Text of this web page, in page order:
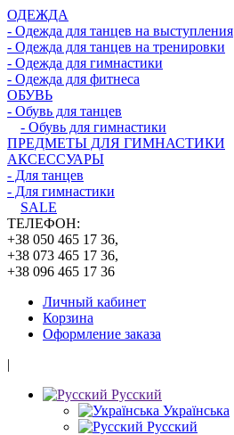
ОДЕЖДА
- Одежда для танцев на выступления
- Одежда для танцев на тренировки
- Одежда для гимнастики
- Одежда для фитнеса
ОБУВЬ
- Обувь для танцев
- Обувь для гимнастики
ПРЕДМЕТЫ ДЛЯ ГИМНАСТИКИ
АКСЕССУАРЫ
- Для танцев
- Для гимнастики
SALE
ТЕЛЕФОН:
+38 050 465 17 36,
+38 073 465 17 36,
+38 096 465 17 36
Личный кабинет
Корзина
Оформление заказа
|
Русский
Українська
Русский